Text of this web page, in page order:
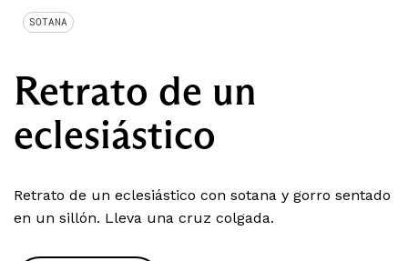
SOTANA
Retrato de un
eclesiástico
Retrato de un eclesiástico con sotana y gorro sentado
en un sillón. Lleva una cruz colgada.